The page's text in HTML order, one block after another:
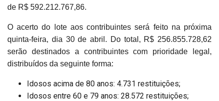
de R$ 592.212.767,86.
O acerto do lote aos contribuintes será feito na próxima
quinta-feira, dia 30 de abril. Do total, R$ 256.855.728,62
serão destinados a contribuintes com prioridade legal,
distribuídos da seguinte forma:
Idosos acima de 80 anos: 4.731 restituições;
Idosos entre 60 e 79 anos: 28.572 restituições;